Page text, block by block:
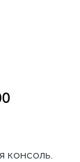
консоль.